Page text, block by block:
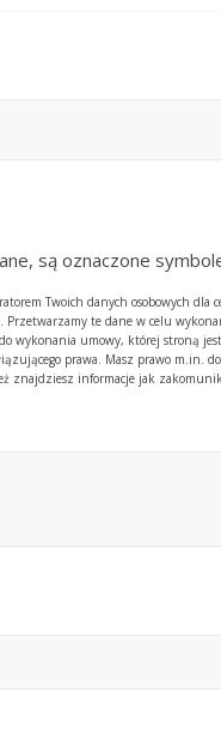
są oznaczone
Twoich danych osobowych
te dane w celu
umowy, której stroną
prawa. Masz prawo m.in.
znajdziesz informacje jak